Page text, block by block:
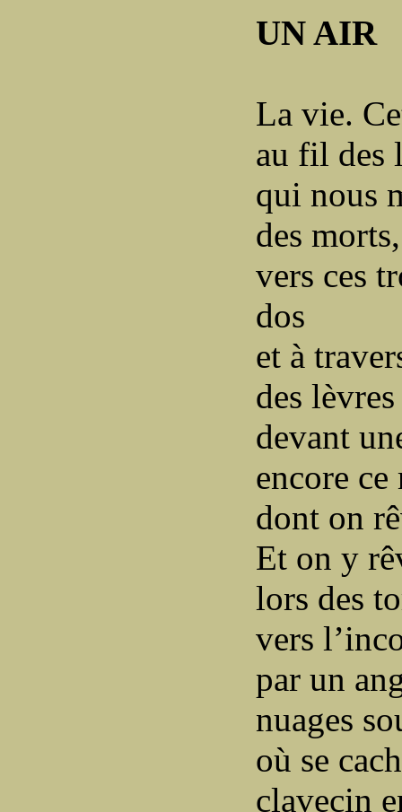
UN AIR
La vie.
au fil des
qui nous
des morts,
vers ces
dos
et à
des
devant
encore ce
dont on
Et on y
lors des
vers
par un
nuages
où se
clavecin